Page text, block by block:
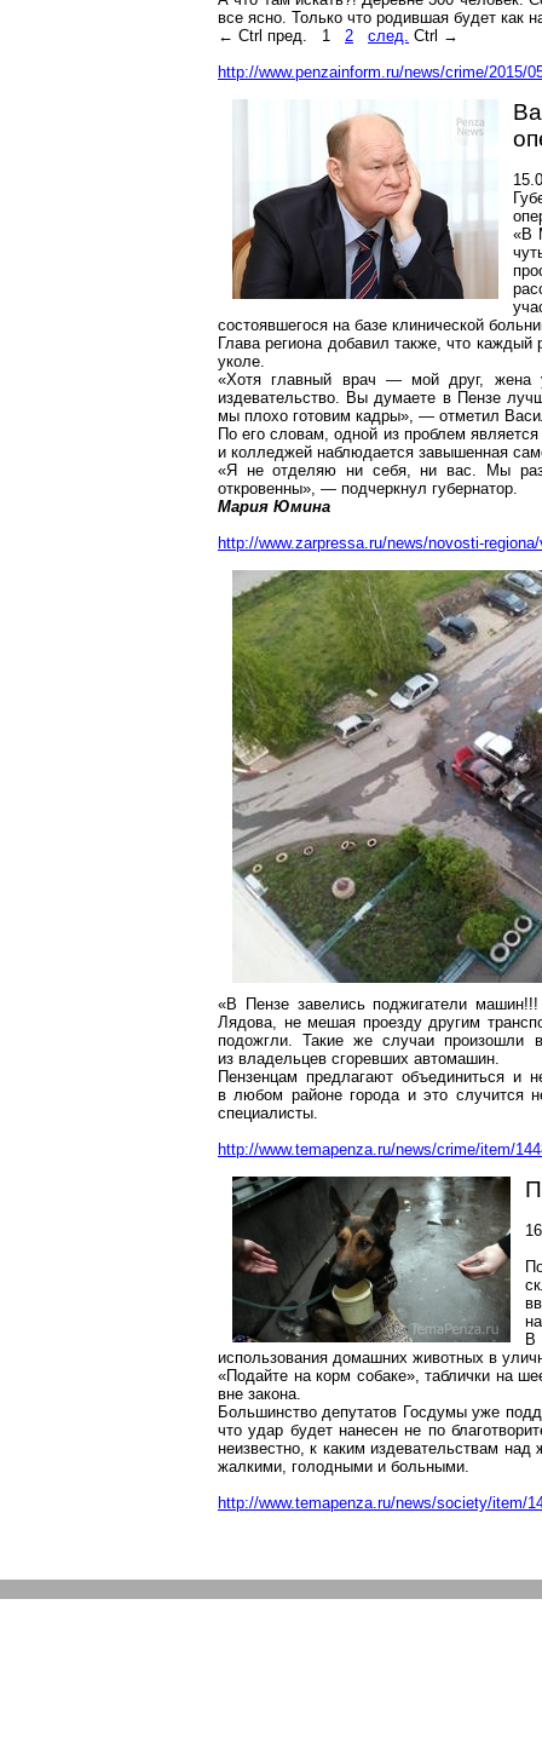
все ясно. Только что родившая будет как
← Ctrl пред.
1 2 след. Ctrl →
http://www.penzainform.ru/news/crime/2015/
«В
состоявшегося на базе клинической
Глава региона добавил также, что
уколе.
«Хотя главный врач — мой друг,
издевательство. Вы думаете в Пензе
мы плохо готовим кадры», — отметил
По его словам, одной из проблем
и колледжей наблюдается завышенная
«Я не отделяю ни себя, ни вас. Мы
откровенны», — подчеркнул губернатор.
Мария Юмина
http://www.zarpressa.ru/news/novosti-
«В Пензе завелись поджигатели
Лядова, не мешая проезду другим
подожгли. Такие же случаи
из владельцев сгоревших автомашин.
Пензенцам предлагают объединиться и
в любом районе города и это случится
специалисты.
http://www.temapenza.ru/news/crime/item/
В
использования домашних животных в
«Подайте на корм собаке», таблички на
вне закона.
Большинство депутатов Госдумы уже
что удар будет нанесен не по
неизвестно, к каким издевательствам
жалкими, голодными и больными.
http://www.temapenza.ru/news/society/item/